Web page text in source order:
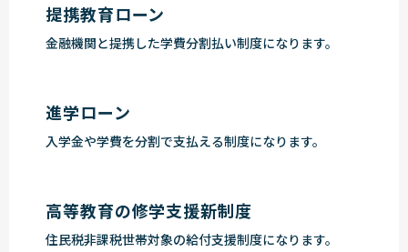
提携教育ローン
金融機関と提携した学費分割払い制度になります。
進学ローン
入学金や学費を分割で支払える制度になります。
高等教育の修学支援新制度
住民税非課税世帯対象の給付支援制度になります。